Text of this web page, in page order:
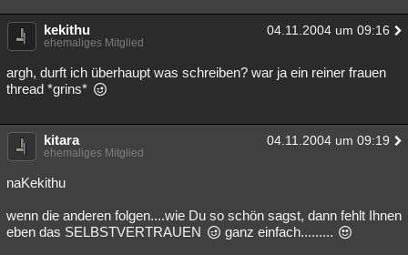
Musik Clash Verbesserungen Allmystery English
Übersichten
Besucht Teilgenommen Alle Neue Geschlossen
kekithu 04.11.2004 um 09:16
ehemaliges Mitglied
argh, durft ich überhaupt was schreiben? war ja ein reiner frauen
thread *grins*
kitara 04.11.2004 um 09:19
ehemaliges Mitglied
naKekithu
wenn die anderen folgen....wie Du so schön sagst, dann fehlt Ihnen
eben das SELBSTVERTRAUEN
ganz einfach.........